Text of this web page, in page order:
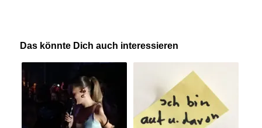
Das könnte Dich auch interessieren